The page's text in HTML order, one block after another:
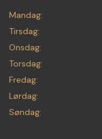
Mandag:
Tirsdag:
Onsdag:
Torsdag:
Fredag:
Lørdag:
Søndag: